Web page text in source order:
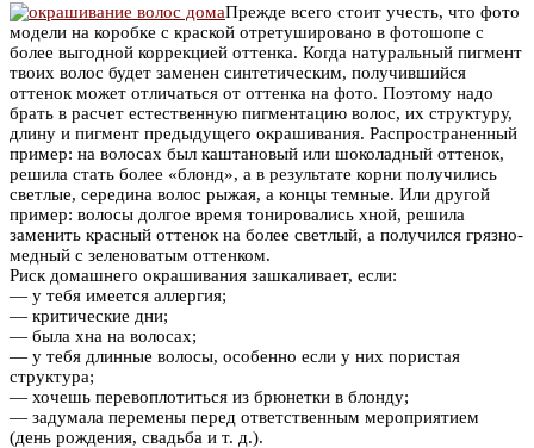
Прежде всего стоит учесть, что фото
модели на коробке с краской отретушировано в фотошопе с
более выгодной коррекцией оттенка. Когда натуральный пигмент
твоих волос будет заменен синтетическим, получившийся
оттенок может отличаться от оттенка на фото. Поэтому надо
брать в расчет естественную пигментацию волос, их структуру,
длину и пигмент предыдущего окрашивания. Распространенный
пример: на волосах был каштановый или шоколадный оттенок,
решила стать более «блонд», а в результате корни получились
светлые, середина волос рыжая, а концы темные. Или другой
пример: волосы долгое время тонировались хной, решила
заменить красный оттенок на более светлый, а получился грязно-
медный с зеленоватым оттенком.
Риск домашнего окрашивания зашкаливает, если:
— у тебя имеется аллергия;
— критические дни;
— была хна на волосах;
— у тебя длинные волосы, особенно если у них пористая
структура;
— хочешь перевоплотиться из брюнетки в блонду;
— задумала перемены перед ответственным мероприятием
(день рождения, свадьба и т. д.).